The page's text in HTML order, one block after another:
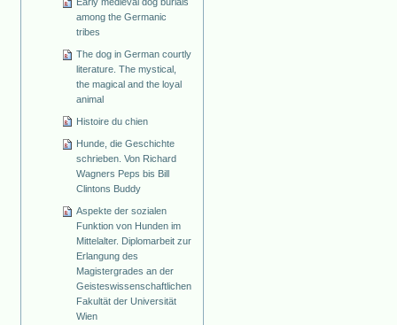
among the Germanic
tribes
The dog in German courtly
literature. The mystical,
the magical and the loyal
animal
Histoire du chien
Hunde, die Geschichte
schrieben. Von Richard
Wagners Peps bis Bill
Clintons Buddy
Aspekte der sozialen
Funktion von Hunden im
Mittelalter. Diplomarbeit zur
Erlangung des
Magistergrades an der
Geisteswissenschaftlichen
Fakultät der Universität
Wien